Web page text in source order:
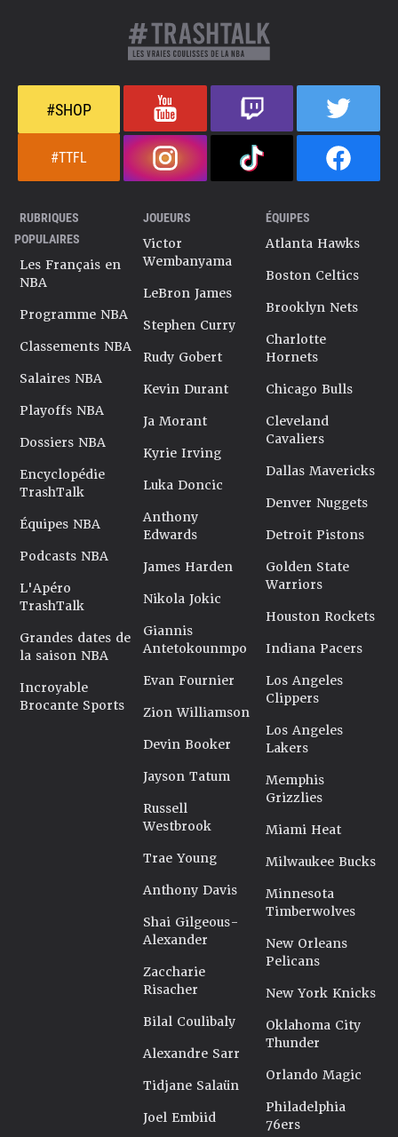
#SHOP
#TTFL
RUBRIQUES
POPULAIRES
Les Français en
NBA
Programme NBA
Classements NBA
Salaires NBA
Playoffs NBA
Dossiers NBA
Encyclopédie
TrashTalk
Équipes NBA
Podcasts NBA
L'Apéro
TrashTalk
Grandes dates de
la saison NBA
Incroyable
Brocante Sports
JOUEURS
Victor
Wembanyama
LeBron James
Stephen Curry
Rudy Gobert
Kevin Durant
Ja Morant
Kyrie Irving
Luka Doncic
Anthony
Edwards
James Harden
Nikola Jokic
Giannis
Antetokounmpo
Evan Fournier
Zion Williamson
Devin Booker
Jayson Tatum
Russell
Westbrook
Trae Young
Anthony Davis
Shai Gilgeous-
Alexander
Zaccharie
Risacher
Bilal Coulibaly
Alexandre Sarr
Tidjane Salaün
Joel Embiid
ÉQUIPES
Atlanta Hawks
Boston Celtics
Brooklyn Nets
Charlotte
Hornets
Chicago Bulls
Cleveland
Cavaliers
Dallas Mavericks
Denver Nuggets
Detroit Pistons
Golden State
Warriors
Houston Rockets
Indiana Pacers
Los Angeles
Clippers
Los Angeles
Lakers
Memphis
Grizzlies
Miami Heat
Milwaukee Bucks
Minnesota
Timberwolves
New Orleans
Pelicans
New York Knicks
Oklahoma City
Thunder
Orlando Magic
Philadelphia
76ers